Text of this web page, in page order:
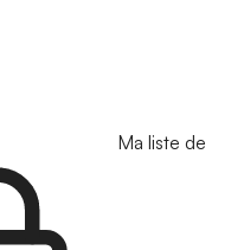
Ma liste de